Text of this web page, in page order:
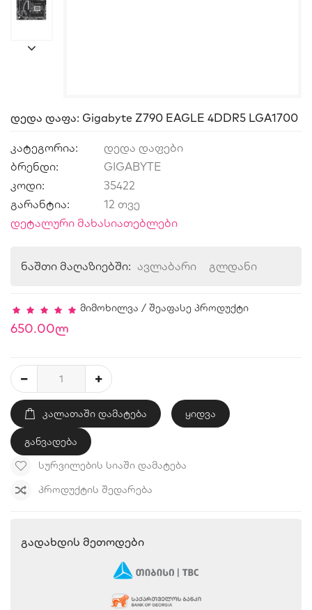
Დედა Დაფა: Gigabyte Z790 EAGLE 4DDR5 LGA1700
კატეგორია:
დედა დაფები
ბრენდი:
GIGABYTE
კოდი:
35422
გარანტია:
12 თვე
დეტალური მახასიათებლები
ნაშთი მაღაზიებში: ავლაბარი გლდანი
მიმოხილვა / შეაფასე პროდუქტი
650.00ლ
ᲙᲐᲚᲐᲗᲐᲨᲘ ᲓᲐᲛᲐᲢᲔᲑᲐ ყიდვა
განვადება
ᲡᲣᲠᲕᲘᲚᲔᲑᲘᲡ ᲡᲘᲐᲨᲘ ᲓᲐᲛᲐᲢᲔᲑᲐ
ᲞᲠᲝᲓᲣᲥᲢᲘᲡ ᲨᲔᲓᲐᲠᲔᲑᲐ
Გადახდის Მეთოდები